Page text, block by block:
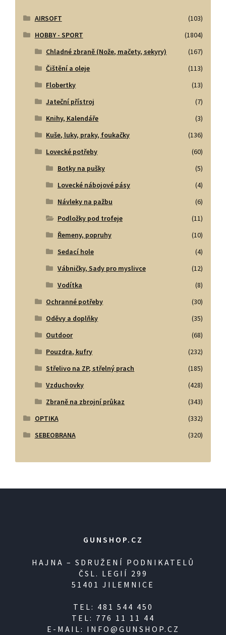
AIRSOFT
(103)
HOBBY - SPORT
(1804)
Chladné zbraně (Nože, mačety, sekyry)
(167)
Čištění a oleje
(113)
Flobertky
(13)
Jateční přístroj
(7)
Knihy, Kalendáře
(3)
Kuše, luky, praky, foukačky
(136)
Lovecké potřeby
(60)
Botky na pušky
(5)
Lovecké nábojové pásy
(4)
Návleky na pažbu
(6)
Podložky pod trofeje
(11)
Řemeny, popruhy
(10)
Sedací hole
(4)
Vábničky, Sady pro myslivce
(12)
Vodítka
(8)
Ochranné potřeby
(30)
Oděvy a doplňky
(35)
Outdoor
(68)
Pouzdra, kufry
(232)
Střelivo na ZP, střelný prach
(185)
Vzduchovky
(428)
Zbraně na zbrojní průkaz
(343)
OPTIKA
(332)
SEBEOBRANA
(320)
GUNSHOP.CZ
HAJNA – SDRUŽENÍ PODNIKATELŮ
ČSL. LEGIÍ 299
51401 JILEMNICE
TEL: 481 544 450
TEL: 776 11 11 44
E-MAIL: INFO@GUNSHOP.CZ